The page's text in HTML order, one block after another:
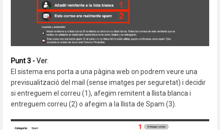
Punt 3 -Ver:
El sistema ens porta a una pàgina web on podrem veure una
previsualització del mail (sense imatges per seguretat) i decidir
si entreguem el correu (1), afegim remitent a llista blanca i
entreguem correu (2) o afegim a la llista de Spam (3).